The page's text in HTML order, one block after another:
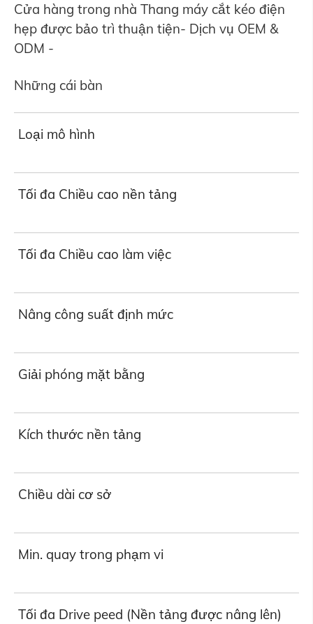
Cửa hàng trong nhà Thang máy cắt kéo điện
hẹp được bảo trì thuận tiện- Dịch vụ OEM &
ODM -
Những cái bàn
Loại mô hình
Tối đa Chiều cao nền tảng
Tối đa Chiều cao làm việc
Nâng công suất định mức
Giải phóng mặt bằng
Kích thước nền tảng
Chiều dài cơ sở
Min. quay trong phạm vi
Tối đa Drive peed (Nền tảng được nâng lên)